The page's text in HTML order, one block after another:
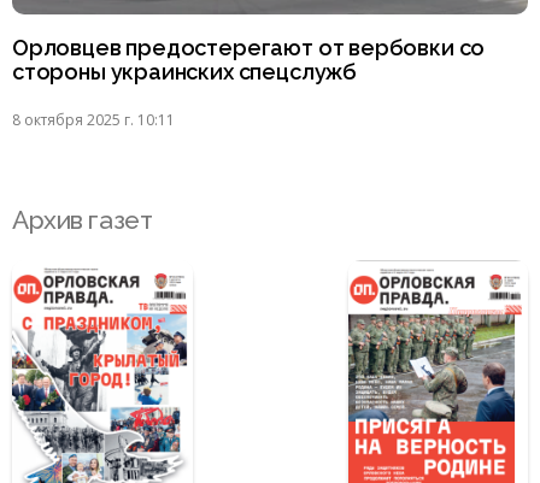
Орловцев предостерегают от вербовки со
стороны украинских спецслужб
8 октября 2025 г. 10:11
Архив газет